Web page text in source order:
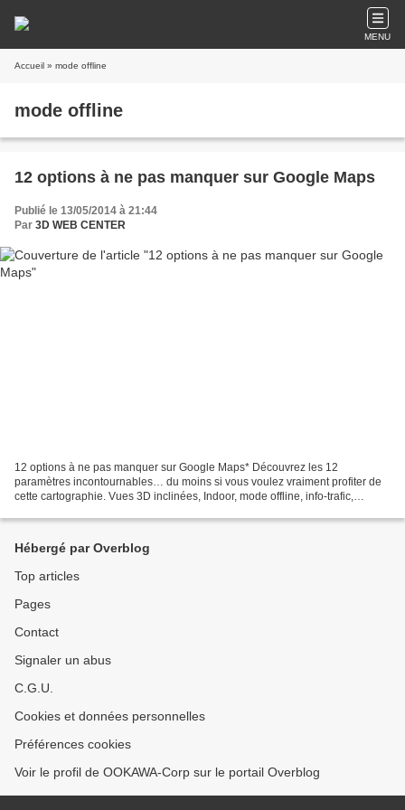
MENU
Accueil » mode offline
mode offline
12 options à ne pas manquer sur Google Maps
Publié le 13/05/2014 à 21:44
Par 3D WEB CENTER
12 options à ne pas manquer sur Google Maps* Découvrez les 12
paramètres incontournables… du moins si vous voulez vraiment profiter de
cette cartographie. Vues 3D inclinées, Indoor, mode offline, info-trafic,
Hébergé par Overblog
Top articles
Pages
Contact
Signaler un abus
C.G.U.
Cookies et données personnelles
Préférences cookies
Voir le profil de OOKAWA-Corp sur le portail Overblog